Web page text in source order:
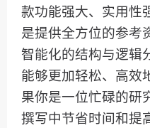
款功能强大、实用性
是提供全方位的参考
智能化的结构与逻辑
能够更加轻松、高效
果你是一位忙碌的研
撰写中节省时间和提